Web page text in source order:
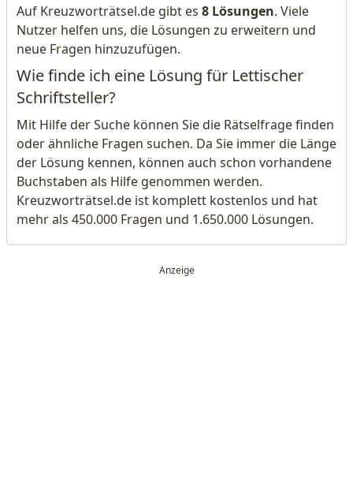
Auf Kreuzworträtsel.de gibt es 8 Lösungen. Viele
Nutzer helfen uns, die Lösungen zu erweitern und
neue Fragen hinzuzufügen.
Wie finde ich eine Lösung für Lettischer
Schriftsteller?
Mit Hilfe der Suche können Sie die Rätselfrage finden
oder ähnliche Fragen suchen. Da Sie immer die Länge
der Lösung kennen, können auch schon vorhandene
Buchstaben als Hilfe genommen werden.
Kreuzworträtsel.de ist komplett kostenlos und hat
mehr als 450.000 Fragen und 1.650.000 Lösungen.